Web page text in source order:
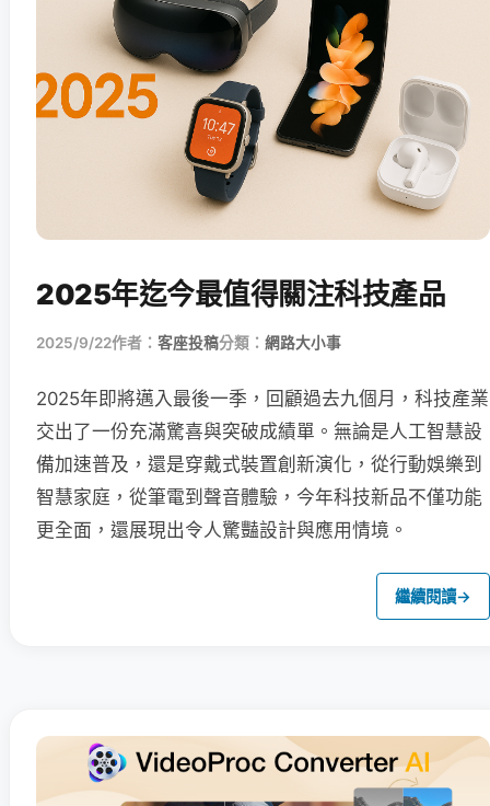
2025年迄今最值得關注科技產品
2025/9/22作者： 客座投稿分類： 網路大小事
2025年即將邁入最後一季，回顧過去九個月，科技產業
交出了一份充滿驚喜與突破成績單。無論是人工智慧設
備加速普及，還是穿戴式裝置創新演化，從行動娛樂到
智慧家庭，從筆電到聲音體驗，今年科技新品不僅功能
更全面，還展現出令人驚豔設計與應用情境。
繼續閱讀→